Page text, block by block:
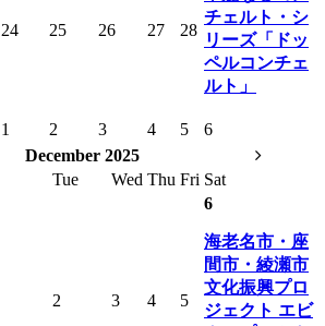
24 25 26 27 28
チェルト・シ
リーズ「ドッ
ペルコンチェ
ルト」
1 2 3 4 5
6
December 2025
Tue Wed Thu Fri Sat
2 3 4 5
6
海老名市・座
間市・綾瀬市
文化振興プロ
ジェクト エビ